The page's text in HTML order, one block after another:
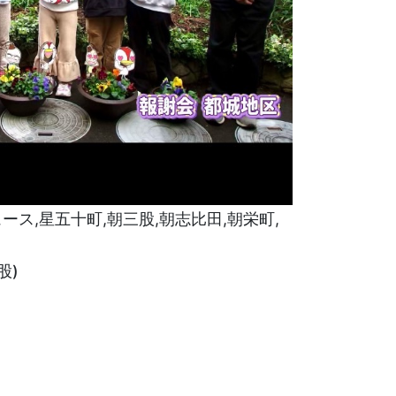
ス ,星五十町,朝三股,朝志比田 ,朝栄町,
)